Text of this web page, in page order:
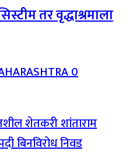
तर वृद्धाश्रमाला
0